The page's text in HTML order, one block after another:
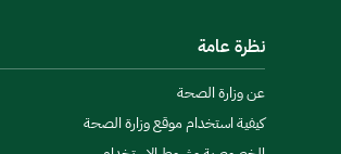
نظرة عامة
عن وزارة الصحة
كيفية استخدام موقع وزارة الصحة